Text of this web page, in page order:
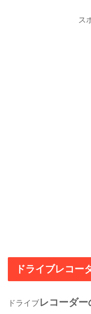
ス
ドライブレコー
ドライブレコーダ